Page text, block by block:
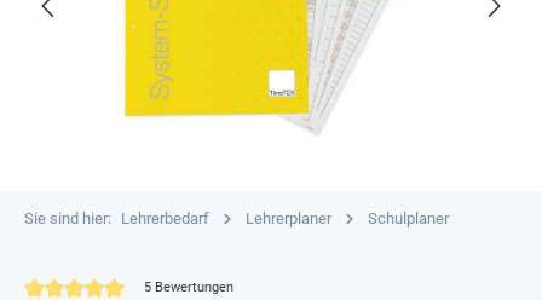
Sie sind hier: Lehrerbedarf Lehrerplaner Schulplaner
Durchschnittliche Bewertung von 5 von 5 Sternen
5 Bewertungen